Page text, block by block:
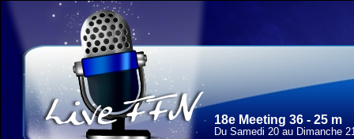
18e Meeting 36 - 25 m
Du Samedi 20 au Dimanche